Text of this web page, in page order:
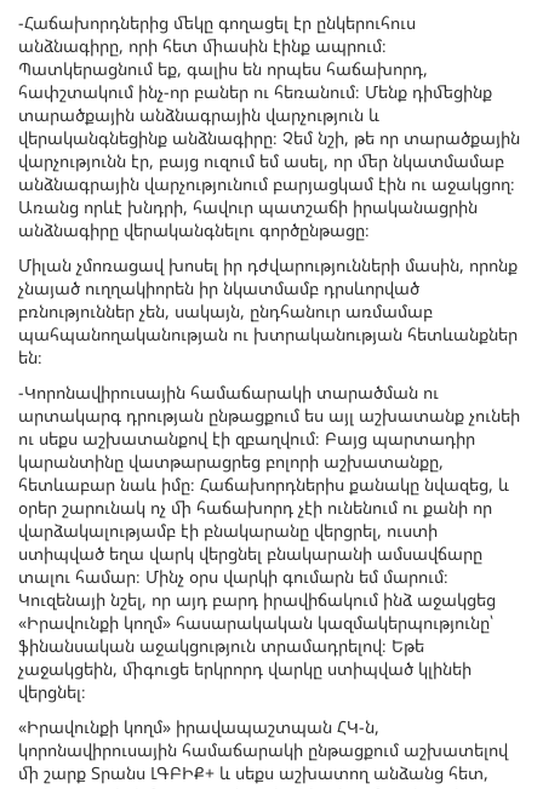
-Հաճախորդներից մեկը գողացել էր ընկերուհուս
անձնագիրը, որի հետ միասին էինք ապրում։
Պատկերացնում եք, գալիս են որպես հաճախորդ,
հափշտակում ինչ-որ բաներ ու հեռանում։ Մենք դիմեցինք
տարածքային անձնագրային վարչություն և
վերականգնեցինք անձնագիրը։ Չեմ նշի, թե որ տարածքային
վարչությունն էր, բայց ուզում եմ ասել, որ մեր նկատմամաբ
անձնագրային վարչությունում բարյացկամ էին ու աջակցող։
Առանց որևէ խնդրի, հավուր պատշաճի իրականացրին
անձնագիրը վերականգնելու գործընթացը։
Միլան չմոռացավ խոսել իր դժվարությունների մասին, որոնք
չնայած ուղղակիորեն իր նկատմամբ դրսևորված
բռնություններ չեն, սակայն, ընդհանուր առմամաբ
պահպանողականության ու խտրականության հետևանքներ
են։
-Կորոնավիրուսային համաճարակի տարածման ու
արտակարգ դրության ընթացքում ես այլ աշխատանք չունեի
ու սեքս աշխատանքով էի զբաղվում։ Բայց պարտադիր
կարանտինը վատթարացրեց բոլորի աշխատանքը,
հետևաբար նաև իմը։ Հաճախորդներիս քանակը նվազեց, և
օրեր շարունակ ոչ մի հաճախորդ չէի ունենում ու քանի որ
վարձակալությամբ էի բնակարանը վերցրել, ուստի
ստիպված եղա վարկ վերցնել բնակարանի ամսավճարը
տալու համար։ Մինչ օրս վարկի գումարն եմ մարում։
Կուզենայի նշել, որ այդ բարդ իրավիճակում ինձ աջակցեց
«Իրավունքի կողմ» հասարակական կազմակերպությունը՝
ֆինանսական աջակցություն տրամադրելով։ Եթե
չաջակցեին, միգուցե երկրորդ վարկը ստիպված կլինեի
վերցնել։
«Իրավունքի կողմ» իրավապաշտպան ՀԿ-ն,
կորոնավիրուսային համաճարակի ընթացքում աշխատելով
մի շարք Տրանս ԼԳԲԻՔ+ և սեքս աշխատող անձանց հետ,